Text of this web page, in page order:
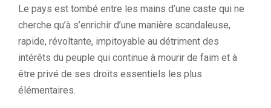
Le pays est tombé entre les mains d’une caste qui ne
cherche qu’à s’enrichir d’une manière scandaleuse,
rapide, révoltante, impitoyable au détriment des
intérêts du peuple qui continue à mourir de faim et à
être privé de ses droits essentiels les plus
élémentaires.